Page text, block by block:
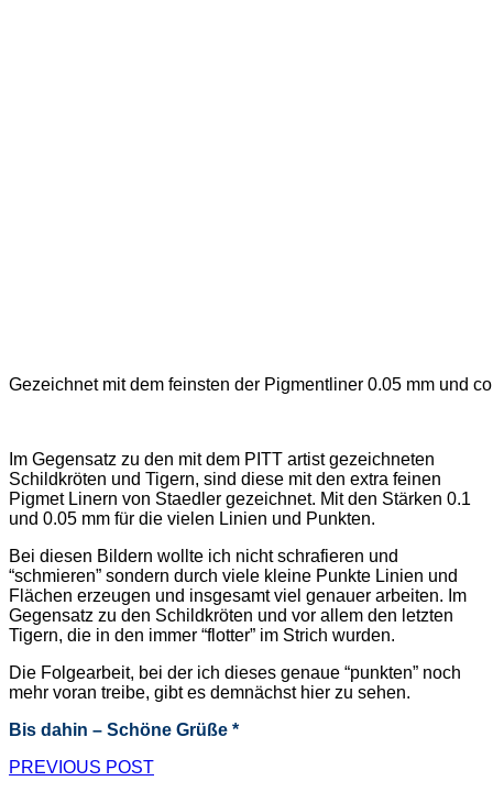
Gezeichnet mit dem feinsten der Pigmentliner 0.05 mm und
Im Gegensatz zu den mit dem PITT artist gezeichneten
Schildkröten und Tigern, sind diese mit den extra feinen
Pigmet Linern von Staedler gezeichnet. Mit den Stärken 0.1
und 0.05 mm für die vielen Linien und Punkten.
Bei diesen Bildern wollte ich nicht schrafieren und
“schmieren” sondern durch viele kleine Punkte Linien und
Flächen erzeugen und insgesamt viel genauer arbeiten. Im
Gegensatz zu den Schildkröten und vor allem den letzten
Tigern, die in den immer “flotter” im Strich wurden.
Die Folgearbeit, bei der ich dieses genaue “punkten” noch
mehr voran treibe, gibt es demnächst hier zu sehen.
Bis dahin – Schöne Grüße *
PREVIOUS POST